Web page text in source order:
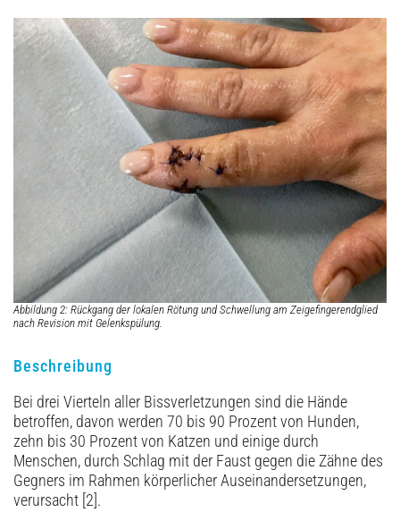
Abbildung 2: Rückgang der lokalen Rötung und Schwellung am Zeigefingerendglied
nach Revision mit Gelenkspülung.
Beschreibung
Bei drei Vierteln aller Bissverletzungen sind die Hände
betroffen, davon werden 70 bis 90 Prozent von Hunden,
zehn bis 30 Prozent von Katzen und einige durch
Menschen, durch Schlag mit der Faust gegen die Zähne des
Gegners im Rahmen körperlicher Auseinandersetzungen,
verursacht [2].